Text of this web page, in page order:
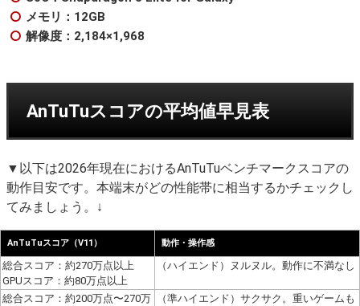
メモリ：12GB
解像度：2,184×1,968
AnTuTuスコアの平均値早見表
▼以下は2026年現在におけるAnTuTuベンチマークスコアの
動作目安です。本端末がどの性能帯に相当するかチェックし
てみましょう。↓
AnTuTuスコア（V11） 動作・操作感
総合スコア：約270万点以上
GPUスコア：約80万点以上
（ハイエンド）ヌルヌル。動作に不満なし
総合スコア：約200万点〜270万
（準ハイエンド）サクサク。重いゲームも